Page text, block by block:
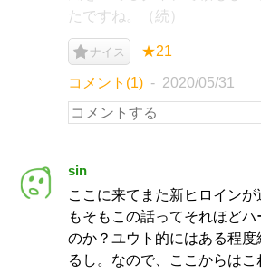
たですね。（続）
ナイス ★21
コメント(1) 2020/05/31
sin
ここに来てまた新ヒロイン
もそもこの話ってそれほど
のか？ユウト的にはある程
るし。なので、ここからは